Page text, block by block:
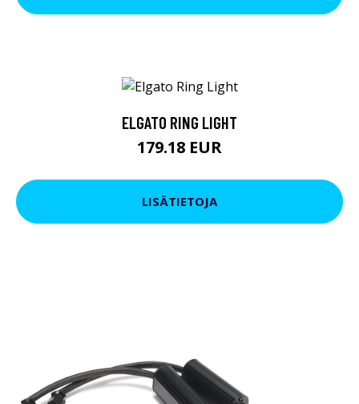
ELGATO RING LIGHT
179.18 EUR
LISÄTIETOJA